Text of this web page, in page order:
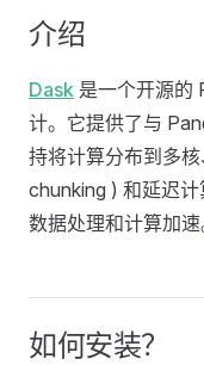
介绍
Dask 是一个开源的
计。它提供了与
持将计算分布到多
chunking ) 和延迟
数据处理和计算加速
如何安装？